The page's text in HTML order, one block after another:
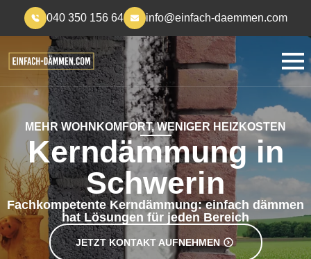
040 350 156 64 info@einfach-daemmen.com
MEHR WOHNKOMFORT, WENIGER HEIZKOSTEN
Kerndämmung in
Schwerin
Fachkompetente Kerndämmung: einfach dämmen
hat Lösungen für jeden Bereich
JETZT KONTAKT AUFNEHMEN